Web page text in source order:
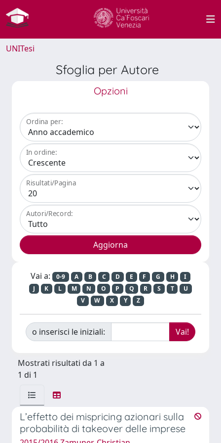
UNITesi
Sfoglia per Autore
Opzioni
Ordina per:
In ordine:
Risultati/Pagina
Autori/Record:
Vai a: 0-9 A B C D E F G H
I
J
K L M N O P Q R S T
U
V
W X Y Z
o inserisci le iniziali:
Mostrati risultati da 1 a
1 di 1
L’effetto dei mispricing azionari sulla
probabilità di takeover delle imprese